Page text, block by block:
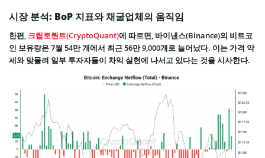
시장 분석: BoP 지표와 채굴업체의 움직임
한편, 크립토퀀트(CryptoQuant)에 따르면, 바이낸스(Binance)의 비트코
인 보유량은 7월 54만 개에서 최근 56만 9,000개로 늘어났다. 이는 가격 약
세와 맞물려 일부 투자자들이 차익 실현에 나서고 있다는 것을 시사한다.